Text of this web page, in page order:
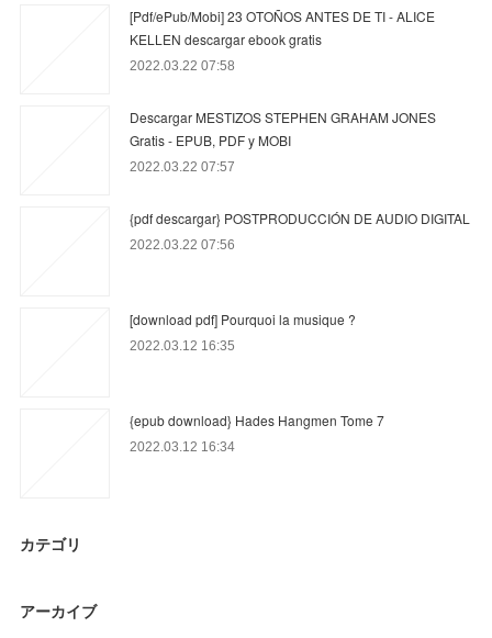
[Pdf/ePub/Mobi] 23 OTOÑOS ANTES DE TI - ALICE
KELLEN descargar ebook gratis
2022.03.22 07:58
Descargar MESTIZOS STEPHEN GRAHAM JONES
Gratis - EPUB, PDF y MOBI
2022.03.22 07:57
{pdf descargar} POSTPRODUCCIÓN DE AUDIO DIGITAL
2022.03.22 07:56
[download pdf] Pourquoi la musique ?
2022.03.12 16:35
{epub download} Hades Hangmen Tome 7
2022.03.12 16:34
カテゴリ
アーカイブ